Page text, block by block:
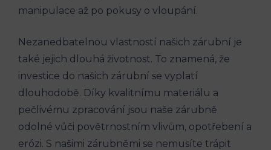
manipulace až po pokusy o vloupání.
Nezanedbatelnou vlastností našich zárubní je
také jejich dlouhá životnost. To znamená, že
investice do našich zárubní se vyplatí
dlouhodobě. Díky kvalitnímu materiálu a
pečlivému zpracování jsou naše zárubně
odolné vůči povětrnostním vlivům, opotřebení a
erózi. S našimi zárubněmi se nemusíte trápit